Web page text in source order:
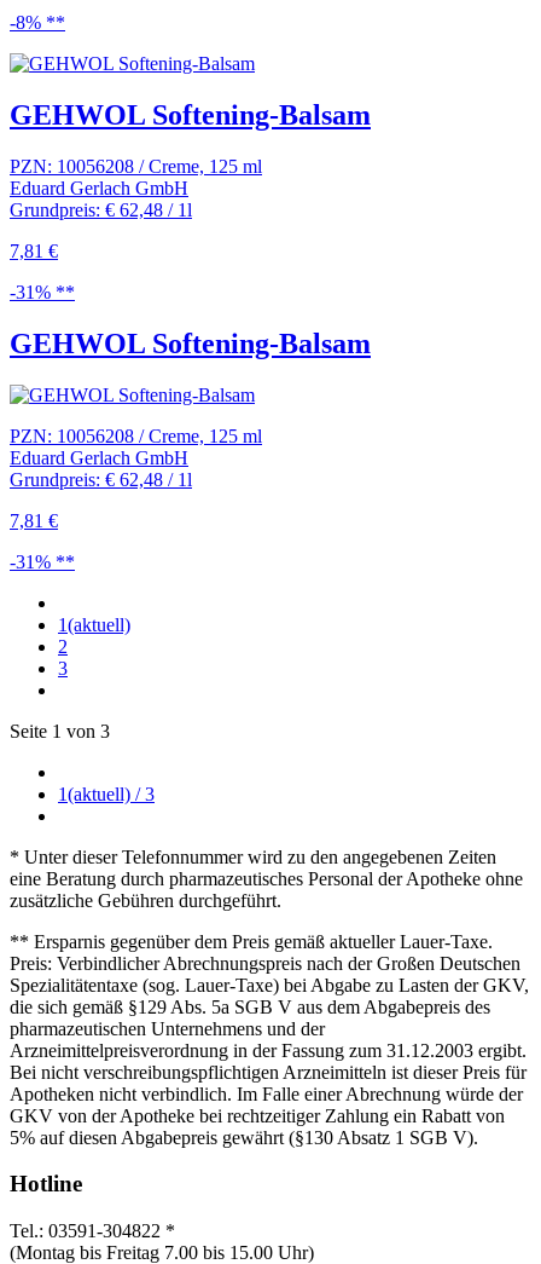
-8% **
GEHWOL Softening-Balsam
PZN: 10056208 / Creme, 125 ml
Eduard Gerlach GmbH
Grundpreis: € 62,48 / 1l
7,81 €
-31% **
GEHWOL Softening-Balsam
PZN: 10056208 / Creme, 125 ml
Eduard Gerlach GmbH
Grundpreis: € 62,48 / 1l
7,81 €
-31% **
1(aktuell)
2
3
Seite 1 von 3
1(aktuell) / 3
* Unter dieser Telefonnummer wird zu den angegebenen Zeiten
eine Beratung durch pharmazeutisches Personal der Apotheke ohne
zusätzliche Gebühren durchgeführt.
** Ersparnis gegenüber dem Preis gemäß aktueller Lauer-Taxe.
Preis: Verbindlicher Abrechnungspreis nach der Großen Deutschen
Spezialitätentaxe (sog. Lauer-Taxe) bei Abgabe zu Lasten der GKV,
die sich gemäß §129 Abs. 5a SGB V aus dem Abgabepreis des
pharmazeutischen Unternehmens und der
Arzneimittelpreisverordnung in der Fassung zum 31.12.2003 ergibt.
Bei nicht verschreibungspflichtigen Arzneimitteln ist dieser Preis für
Apotheken nicht verbindlich. Im Falle einer Abrechnung würde der
GKV von der Apotheke bei rechtzeitiger Zahlung ein Rabatt von
5% auf diesen Abgabepreis gewährt (§130 Absatz 1 SGB V).
Hotline
Tel.: 03591-304822 *
(Montag bis Freitag 7.00 bis 15.00 Uhr)